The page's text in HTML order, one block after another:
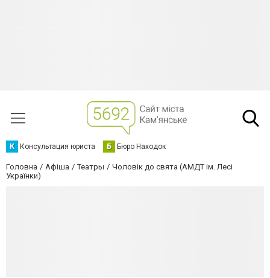
К Консультация юриста Б Бюро Находок
Головна Афіша Театры
Чоловік до свята (АМДТ ім. Лесі
Українки)